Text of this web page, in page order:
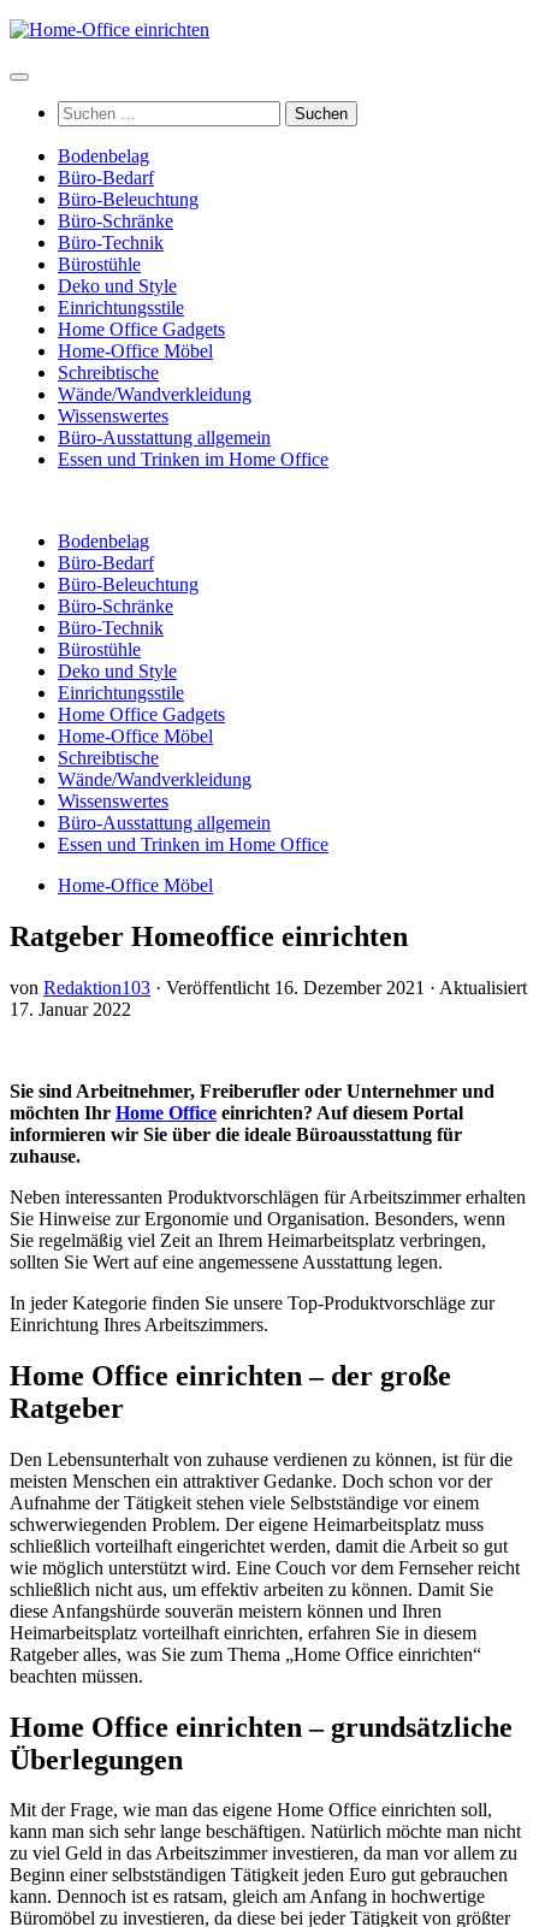
Zum
springen
Suchen
nach:
Bodenbelag
Büro-Bedarf
Büro-Beleuchtung
Büro-Schränke
Büro-Technik
Bürostühle
Deko und Style
Einrichtungsstile
Home Office Gadgets
Home-Office Möbel
Schreibtische
Wände/Wandverkleidung
Wissenswertes
Büro-Ausstattung allgemein
Essen und Trinken im Home Office
Bodenbelag
Büro-Bedarf
Büro-Beleuchtung
Büro-Schränke
Büro-Technik
Bürostühle
Deko und Style
Einrichtungsstile
Home Office Gadgets
Home-Office Möbel
Schreibtische
Wände/Wandverkleidung
Wissenswertes
Büro-Ausstattung allgemein
Essen und Trinken im Home Office
Home-Office Möbel
Ratgeber Homeoffice einrichten
von Redaktion103 · Veröffentlicht 16. Dezember 2021 · Aktualisiert
17. Januar 2022
Sie sind Arbeitnehmer, Freiberufler oder Unternehmer und
möchten Ihr Home Office einrichten? Auf diesem Portal
informieren wir Sie über die ideale Büroausstattung für
zuhause.
Neben interessanten Produktvorschlägen für Arbeitszimmer erhalten
Sie Hinweise zur Ergonomie und Organisation. Besonders, wenn
Sie regelmäßig viel Zeit an Ihrem Heimarbeitsplatz verbringen,
sollten Sie Wert auf eine angemessene Ausstattung legen.
In jeder Kategorie finden Sie unsere Top-Produktvorschläge zur
Einrichtung Ihres Arbeitszimmers.
Home Office einrichten – der große
Ratgeber
Den Lebensunterhalt von zuhause verdienen zu können, ist für die
meisten Menschen ein attraktiver Gedanke. Doch schon vor der
Aufnahme der Tätigkeit stehen viele Selbstständige vor einem
schwerwiegenden Problem. Der eigene Heimarbeitsplatz muss
schließlich vorteilhaft eingerichtet werden, damit die Arbeit so gut
wie möglich unterstützt wird. Eine Couch vor dem Fernseher reicht
schließlich nicht aus, um effektiv arbeiten zu können. Damit Sie
diese Anfangshürde souverän meistern können und Ihren
Heimarbeitsplatz vorteilhaft einrichten, erfahren Sie in diesem
Ratgeber alles, was Sie zum Thema „Home Office einrichten“
beachten müssen.
Home Office einrichten – grundsätzliche
Überlegungen
Mit der Frage, wie man das eigene Home Office einrichten soll,
kann man sich sehr lange beschäftigen. Natürlich möchte man nicht
zu viel Geld in das Arbeitszimmer investieren, da man vor allem zu
Beginn einer selbstständigen Tätigkeit jeden Euro gut gebrauchen
kann. Dennoch ist es ratsam, gleich am Anfang in hochwertige
Büromöbel zu investieren, da diese bei jeder Tätigkeit von größter